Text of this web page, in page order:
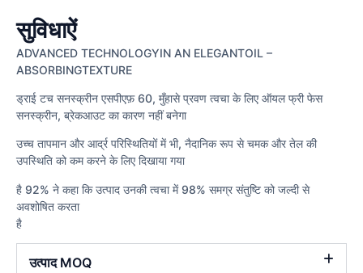
सुविधाऐं
ADVANCED TECHNOLOGYIN AN ELEGANTOIL –
ABSORBINGTEXTURE
ड्राई टच सनस्क्रीन एसपीएफ़ 60, मुँहासे प्रवण त्वचा के लिए ऑयल फ्री फेस
सनस्क्रीन, ब्रेकआउट का कारण नहीं बनेगा
उच्च तापमान और आर्द्र परिस्थितियों में भी, नैदानिक रूप से चमक और तेल की
उपस्थिति को कम करने के लिए दिखाया गया
है 92% ने कहा कि उत्पाद उनकी त्वचा में 98% समग्र संतुष्टि को जल्दी से
अवशोषित करता
है
उत्पाद MOQ